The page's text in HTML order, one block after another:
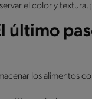
el color y textura.
último
los alimentos